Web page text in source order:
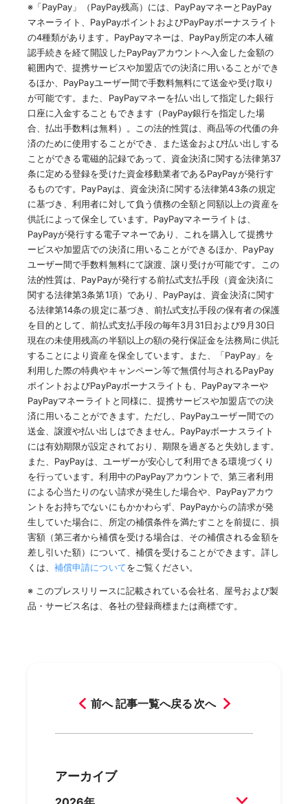
※「PayPay」（PayPay残高）には、PayPayマネーとPayPay
マネーライト、PayPayポイントおよびPayPayボーナスライト
の4種類があります。PayPayマネーは、PayPay所定の本人確
認手続きを経て開設したPayPayアカウントへ入金した金額の
範囲内で、提携サービスや加盟店での決済に用いることができ
るほか、PayPayユーザー間で手数料無料にて送金や受け取り
が可能です。また、PayPayマネーを払い出して指定した銀行
口座に入金することもできます（PayPay銀行を指定した場
合、払出手数料は無料）。この法的性質は、商品等の代価の弁
済のために使用することができ、また送金および払い出しする
ことができる電磁的記録であって、資金決済に関する法律第37
条に定める登録を受けた資金移動業者であるPayPayが発行す
るものです。PayPayは、資金決済に関する法律第43条の規定
に基づき、利用者に対して負う債務の全額と同額以上の資産を
供託によって保全しています。PayPayマネーライトは、
PayPayが発行する電子マネーであり、これを購入して提携サ
ービスや加盟店での決済に用いることができるほか、PayPay
ユーザー間で手数料無料にて譲渡、譲り受けが可能です。この
法的性質は、PayPayが発行する前払式支払手段（資金決済に
関する法律第3条第1項）であり、PayPayは、資金決済に関す
る法律第14条の規定に基づき、前払式支払手段の保有者の保護
を目的として、前払式支払手段の毎年3月31日および9月30日
現在の未使用残高の半額以上の額の発行保証金を法務局に供託
することにより資産を保全しています。また、「PayPay」を
利用した際の特典やキャンペーン等で無償付与されるPayPay
ポイントおよびPayPayボーナスライトも、PayPayマネーや
PayPayマネーライトと同様に、提携サービスや加盟店での決
済に用いることができます。ただし、PayPayユーザー間での
送金、譲渡や払い出しはできません。PayPayボーナスライト
には有効期限が設定されており、期限を過ぎると失効します。
また、PayPayは、ユーザーが安心して利用できる環境づくり
を行っています。利用中のPayPayアカウントで、第三者利用
による心当たりのない請求が発生した場合や、PayPayアカウ
ントをお持ちでないにもかかわらず、PayPayからの請求が発
生していた場合に、所定の補償条件を満たすことを前提に、損
害額（第三者から補償を受ける場合は、その補償される金額を
差し引いた額）について、補償を受けることができます。詳し
くは、補償申請についてをご覧ください。
※ このプレスリリースに記載されている会社名、屋号および製
品・サービス名は、各社の登録商標または商標です。
前へ 記事一覧へ戻る 次へ
アーカイブ